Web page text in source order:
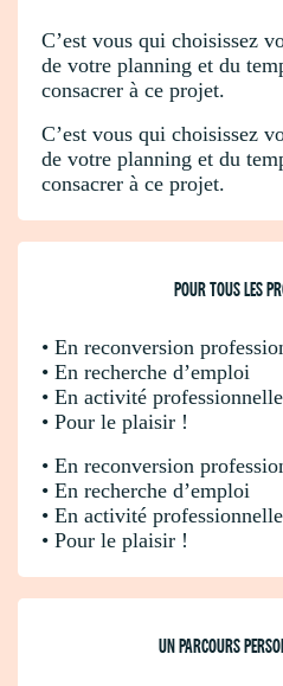
C’est vous qui choisissez
de votre planning et du
consacrer à ce projet.
C’est vous qui choisissez
de votre planning et du
consacrer à ce projet.
POUR TOUS LES
• En reconversion
• En recherche d’emploi
• En activité professionnelle
• Pour le plaisir !
• En reconversion
• En recherche d’emploi
• En activité professionnelle
• Pour le plaisir !
UN PARCOURS